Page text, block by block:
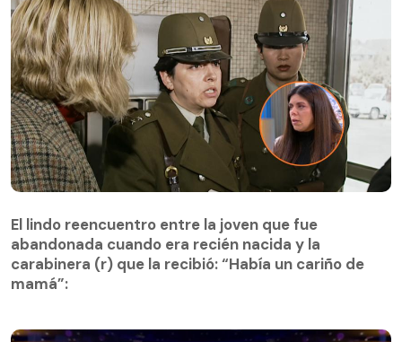
abandonada cuando era recién nacida y la
carabinera (r) que la recibió: “Había un cariño de
mamá”:
El lindo reencuentro entre la joven que fue
abandonada cuando era recién nacida y la
carabinera (r) que la recibió: “Había un cariño de
mamá”: